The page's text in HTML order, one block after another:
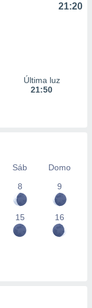
21:20
Última luz
21:50
Sáb
Domo
8
9
15 16